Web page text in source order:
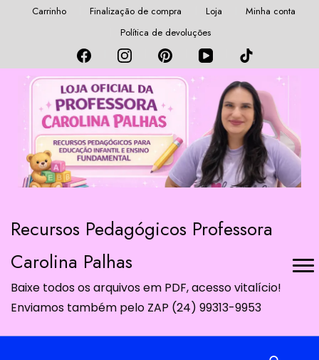
Carrinho Finalização de compra Loja
Minha conta
Política de devoluções
Recursos Pedagógicos Professora
Carolina Palhas
Baixe todos os arquivos em PDF, acesso vitalício!
Enviamos também pelo ZAP (24) 99313-9953